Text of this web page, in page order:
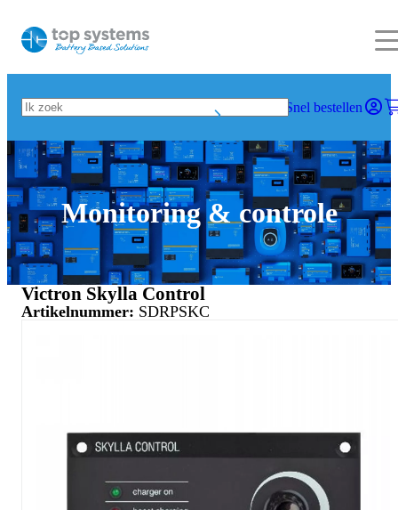
Snel bestellen
Monitoring & controle
Victron Skylla Control
Artikelnummer: SDRPSKC